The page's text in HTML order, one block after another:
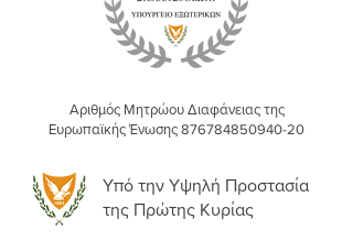
Αριθμός Μητρώου Διαφάνειας της
Ευρωπαϊκής Ένωσης 876784850940-20
Υπό την Υψηλή Προστασία
της Πρώτης Κυρίας